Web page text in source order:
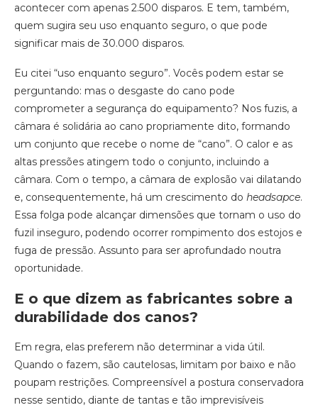
acontecer com apenas 2.500 disparos. E tem, também,
quem sugira seu uso enquanto seguro, o que pode
significar mais de 30.000 disparos.
Eu citei “uso enquanto seguro”. Vocês podem estar se
perguntando: mas o desgaste do cano pode
comprometer a segurança do equipamento? Nos fuzis, a
câmara é solidária ao cano propriamente dito, formando
um conjunto que recebe o nome de “cano”. O calor e as
altas pressões atingem todo o conjunto, incluindo a
câmara. Com o tempo, a câmara de explosão vai dilatando
e, consequentemente, há um crescimento do headsapce.
Essa folga pode alcançar dimensões que tornam o uso do
fuzil inseguro, podendo ocorrer rompimento dos estojos e
fuga de pressão. Assunto para ser aprofundado noutra
oportunidade.
E o que dizem as fabricantes sobre a
durabilidade dos canos?
Em regra, elas preferem não determinar a vida útil.
Quando o fazem, são cautelosas, limitam por baixo e não
poupam restrições. Compreensível a postura conservadora
nesse sentido, diante de tantas e tão imprevisíveis